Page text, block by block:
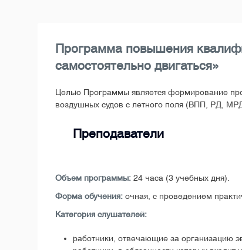
Программа повышения
самостоятельно двигаться»
Целью Программы является формирование
воздушных судов с летного поля (ВПП, РД,
Преподаватели
Объем программы: 24 часа (3 учебных дня).
Форма обучения: очная, с проведением
Категория слушателей:
работники, отвечающие за организацию